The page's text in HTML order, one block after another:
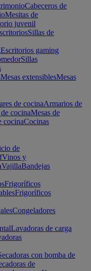
Cabeceros de
Mesitas de
juvenil
Sillas de
Escritorios gaming
Sillas
Mesas extensiblesMesas
de cocinaArmarios de
cocinaMesas de
cocinaCocinas
de
Vinos y
VajillaBandejas
Frigoríficos
Frigoríficos
Congeladores
Lavadoras de carga
con bomba de
de